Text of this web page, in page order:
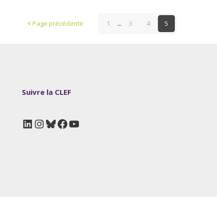
Page précédente 1 ... 3 4 5
Suivre la CLEF
LinkedIn
Instagram
Bluesky
Facebook
YouTube